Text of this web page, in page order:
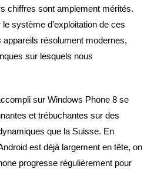
chiffres sont amplement mérités.
système d’exploitation de ces
résolument modernes,
sur lesquels nous
sur Windows Phone 8 se
et trébuchantes sur des
que la Suisse. En
est déjà largement en tête, on
progresse régulièrement pour